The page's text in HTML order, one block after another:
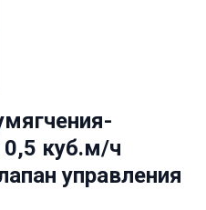
0,5 куб.м/ч
управления